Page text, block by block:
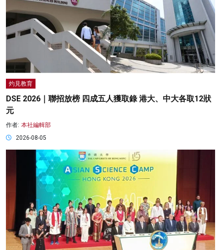
灼見教育
DSE 2026｜聯招放榜 四成五人獲取錄 港大、中大各取12狀
元
作者: 本社編輯部
2026-08-05